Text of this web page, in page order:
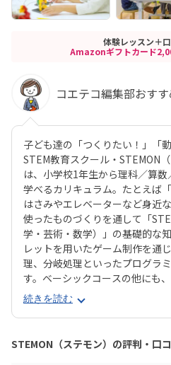
体験レッスン＋
Amazonギフトカード
コエテコ編集部おす
子ども達の「つくりたい！」「
STEM教育スクール・STEMON
は、小学校1年生から理科／算
学べるカリキュラム。たとえば
はさみやエレベーターなど身近
使ったものづくりを通して「
学・芸術・数学）」の基礎的な
レットを用いたゲーム制作を通
理、分岐処理といったプログラ
す。ベーシックコースの他にも
る「アドバンスコース」、
「プログラミング＆ロボティク
合わせたカリキュラムがありま
スが選べるのが嬉しいですね。
材したのですが、教材のデザイ
続きを読む
STEMON（ステモン）の評判・口